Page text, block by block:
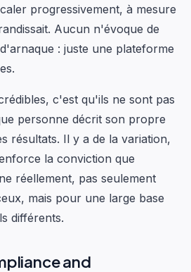
progressivement, à mesure
Aucun n'évoque de
: juste une plateforme
c'est qu'ils ne sont pas
personne décrit son propre
résultats. Il y a de la variation,
la conviction que
réellement, pas seulement
mais pour une large base
différents.
and